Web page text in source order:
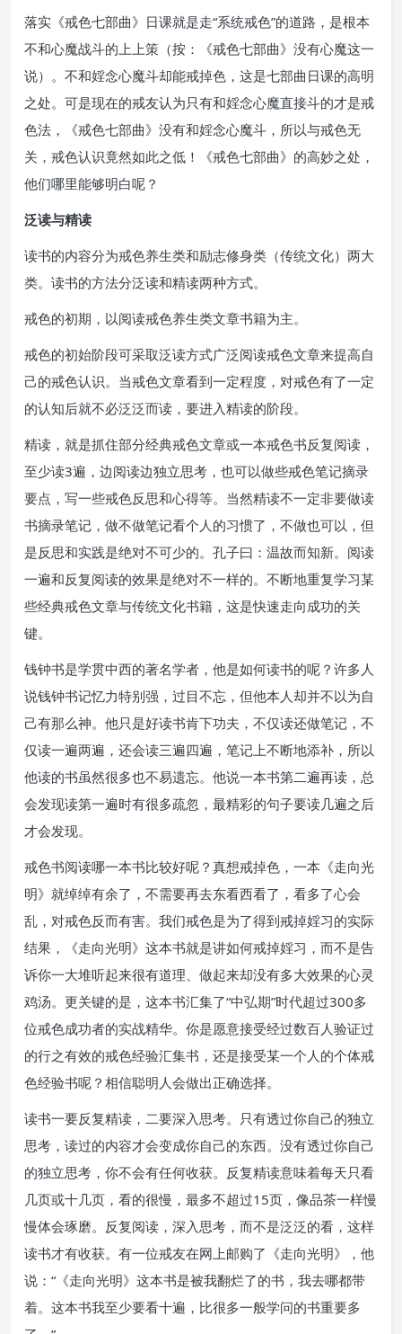
落实《戒色七部曲》日课就是走“系统戒色”的道路，是根本
不和心魔战斗的上上策（按：《戒色七部曲》没有心魔这一
说）。不和婬念心魔斗却能戒掉色，这是七部曲日课的高明
之处。可是现在的戒友认为只有和婬念心魔直接斗的才是戒
色法，《戒色七部曲》没有和婬念心魔斗，所以与戒色无
关，戒色认识竟然如此之低！《戒色七部曲》的高妙之处，
他们哪里能够明白呢？
泛读与精读
读书的内容分为戒色养生类和励志修身类（传统文化）两大
类。读书的方法分泛读和精读两种方式。
戒色的初期，以阅读戒色养生类文章书籍为主。
戒色的初始阶段可采取泛读方式广泛阅读戒色文章来提高自
己的戒色认识。当戒色文章看到一定程度，对戒色有了一定
的认知后就不必泛泛而读，要进入精读的阶段。
精读，就是抓住部分经典戒色文章或一本戒色书反复阅读，
至少读3遍，边阅读边独立思考，也可以做些戒色笔记摘录
要点，写一些戒色反思和心得等。当然精读不一定非要做读
书摘录笔记，做不做笔记看个人的习惯了，不做也可以，但
是反思和实践是绝对不可少的。孔子曰：温故而知新。阅读
一遍和反复阅读的效果是绝对不一样的。不断地重复学习某
些经典戒色文章与传统文化书籍，这是快速走向成功的关
键。
钱钟书是学贯中西的著名学者，他是如何读书的呢？许多人
说钱钟书记忆力特别强，过目不忘，但他本人却并不以为自
己有那么神。他只是好读书肯下功夫，不仅读还做笔记，不
仅读一遍两遍，还会读三遍四遍，笔记上不断地添补，所以
他读的书虽然很多也不易遗忘。他说一本书第二遍再读，总
会发现读第一遍时有很多疏忽，最精彩的句子要读几遍之后
才会发现。
戒色书阅读哪一本书比较好呢？真想戒掉色，一本《走向光
明》就绰绰有余了，不需要再去东看西看了，看多了心会
乱，对戒色反而有害。我们戒色是为了得到戒掉婬习的实际
结果，《走向光明》这本书就是讲如何戒掉婬习，而不是告
诉你一大堆听起来很有道理、做起来却没有多大效果的心灵
鸡汤。更关键的是，这本书汇集了“中弘期”时代超过300多
位戒色成功者的实战精华。你是愿意接受经过数百人验证过
的行之有效的戒色经验汇集书，还是接受某一个人的个体戒
色经验书呢？相信聪明人会做出正确选择。
读书一要反复精读，二要深入思考。只有透过你自己的独立
思考，读过的内容才会变成你自己的东西。没有透过你自己
的独立思考，你不会有任何收获。反复精读意味着每天只看
几页或十几页，看的很慢，最多不超过15页，像品茶一样慢
慢体会琢磨。反复阅读，深入思考，而不是泛泛的看，这样
读书才有收获。有一位戒友在网上邮购了《走向光明》，他
说：“《走向光明》这本书是被我翻烂了的书，我去哪都带
着。这本书我至少要看十遍，比很多一般学问的书重要多